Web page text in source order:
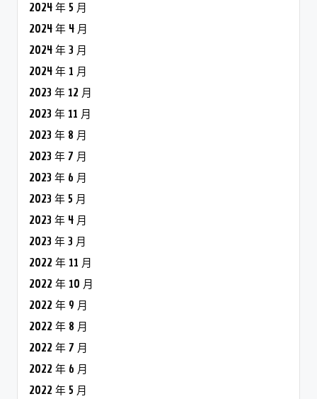
2024 年 5 月
2024 年 4 月
2024 年 3 月
2024 年 1 月
2023 年 12 月
2023 年 11 月
2023 年 8 月
2023 年 7 月
2023 年 6 月
2023 年 5 月
2023 年 4 月
2023 年 3 月
2022 年 11 月
2022 年 10 月
2022 年 9 月
2022 年 8 月
2022 年 7 月
2022 年 6 月
2022 年 5 月